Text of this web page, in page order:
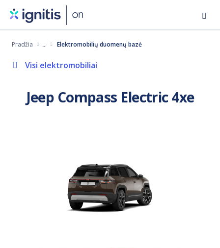
turinįPradžia Elektromobilių duomenų bazė
Visi elektromobiliai
Jeep Compass Electric 4xe